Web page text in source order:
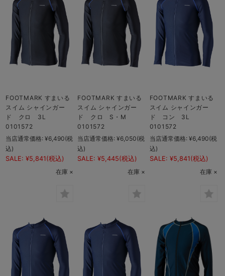
FOOTMARK すまいる
スイム シャインガー
ド クロ 3L
0101572
当店通常価格: ¥6,490(税
込)
SALE: ¥5,841 (税込)
在庫 ×
FOOTMARK すまいる
スイム シャインガー
ド クロ S・M
0101572
当店通常価格: ¥6,050(税
込)
SALE: ¥5,445(税込)
在庫 ×
FOOTMARK すまいる
スイム シャインガー
ド コン 3L
0101572
当店通常価格: ¥6,490(税
込)
SALE: ¥5,841 (税込)
在庫 ×